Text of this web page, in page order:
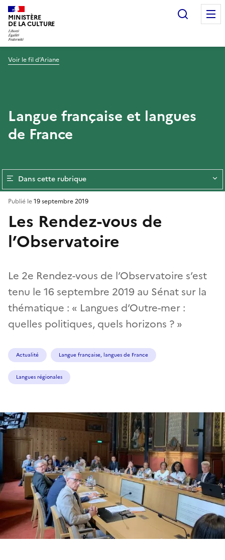
MINISTÈRE
DE LA CULTURE
Voir le fil d’Ariane
Langue française et langues
de France
Dans cette rubrique
Les Rendez-vous de
l’Observatoire
Le 2e Rendez-vous de l’Observatoire s’est
tenu le 16 septembre 2019 au Sénat sur la
thématique : « Langues d’Outre-mer :
quelles politiques, quels horizons ? »
Publié le19 septembre 2019
Actualité Langue française, langues de France
Langues régionales